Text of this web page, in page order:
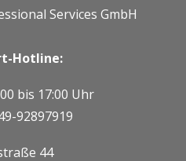
Services GmbH
Hotline:
bis 17:00 Uhr
92897919
44